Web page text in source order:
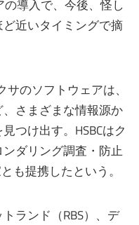
の導入で、今後、怪し
近いタイミングで摘
のソフトウェアは、
さまざまな情報源か
つけ出す。HSBCはク
ダリング調査・防止
も提携したという。
ランド（RBS）、デ